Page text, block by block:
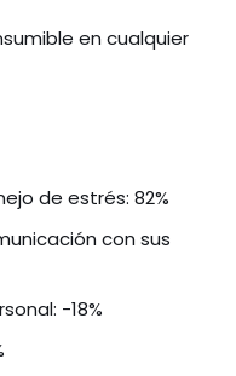
en cualquier
de estrés: 82%
con sus
-18%